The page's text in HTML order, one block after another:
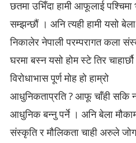
छतमा उभिँदा हामी आफूलाई
सम्झन्छौं । अनि त्यही हामी यसो
निकालेर नेपाली परम्परागत कला
घरमा बस्न यसो होम स्टे तिर
विरोधाभास पूर्ण मोह हो हाम्रो
आधुनिकताप्रति ? आफू चाँही सकि
आधुनिक बन्नु पर्ने । अनि बेला
संस्कृति र मौलिकता चाही अरुले